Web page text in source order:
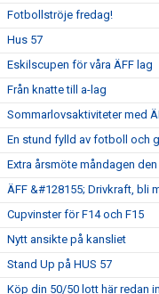
Fotbollströje fredag!
Hus 57
Eskilscupen för våra ÄFF lag
Från knatte till a-lag
Sommarlovsaktiviteter med
En stund fylld av fotboll och
Extra årsmöte måndagen
ÄFF &#128155; Drivkraft, bli
Cupvinster för F14 och F15
Nytt ansikte på kansliet
Stand Up på HUS 57
Köp din 50/50 lott här redan